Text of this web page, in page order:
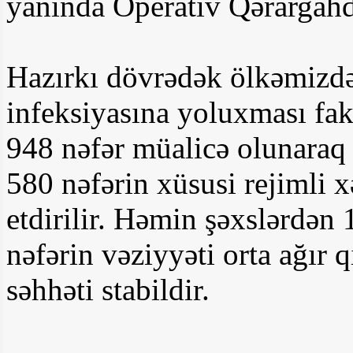
Hazırkı dövrədək
infeksiyasına yoluxması
948 nəfər müalicə
580 nəfərin xüsusi rejimli
etdirilir. Həmin şəxslərdən
nəfərin vəziyyəti orta ağır
səhhəti stabildir.